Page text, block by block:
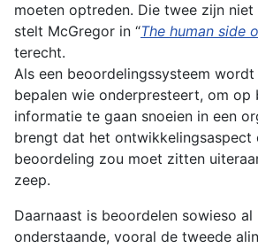
moeten optreden. Die twee zijn
stelt McGregor in “The human side
terecht.
Als een beoordelingssysteem
bepalen wie onderpresteert, om op
informatie te gaan snoeien in een
brengt dat het ontwikkelingsaspect
beoordeling zou moet zitten
zeep.
Daarnaast is beoordelen sowieso al
onderstaande, vooral de tweede